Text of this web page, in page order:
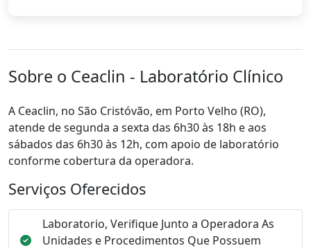
Sobre o Ceaclin - Laboratório Clínico
A Ceaclin, no São Cristóvão, em Porto Velho (RO),
atende de segunda a sexta das 6h30 às 18h e aos
sábados das 6h30 às 12h, com apoio de laboratório
conforme cobertura da operadora.
Serviços Oferecidos
Laboratorio, Verifique Junto a Operadora As
Unidades e Procedimentos Que Possuem